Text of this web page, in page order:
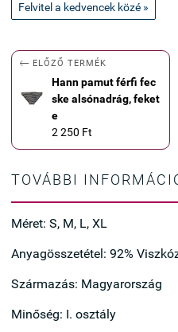
Felvitel a kedvencek közé »
 ELŐZŐ TERMÉK
Hann pamut férfi fec
ske alsónadrág, feket
e
2 250 Ft
TOVÁBBI
Méret: S, M, L, XL
Anyagösszetétel: 92%
Származás: Magyarország
Minőség: I. osztály